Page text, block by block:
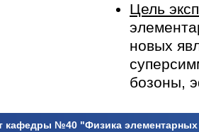
Цель
новых
бозоны,
кафедры №40 "Физика